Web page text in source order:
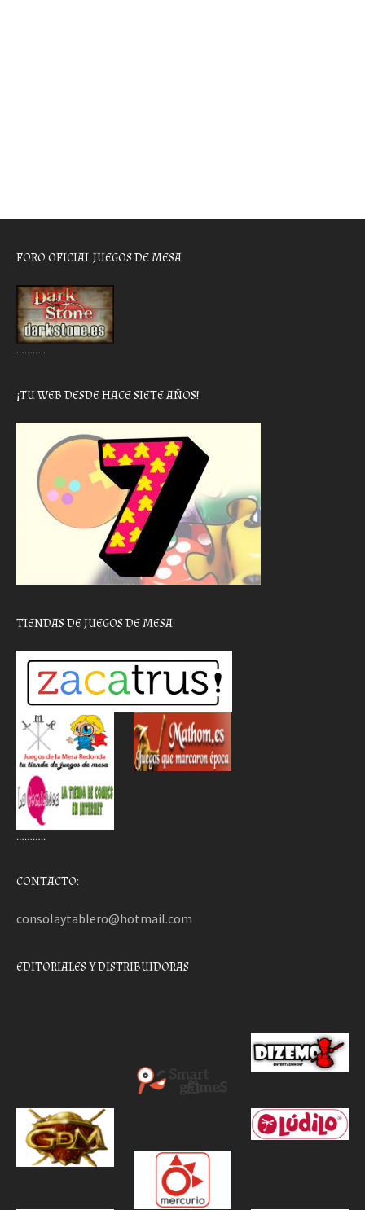
FORO OFICIAL JUEGOS DE MESA
………..
¡TU WEB DESDE HACE SIETE AÑOS!
TIENDAS DE JUEGOS DE MESA
………..
CONTACTO:
consolaytablero@hotmail.com
EDITORIALES Y DISTRIBUIDORAS